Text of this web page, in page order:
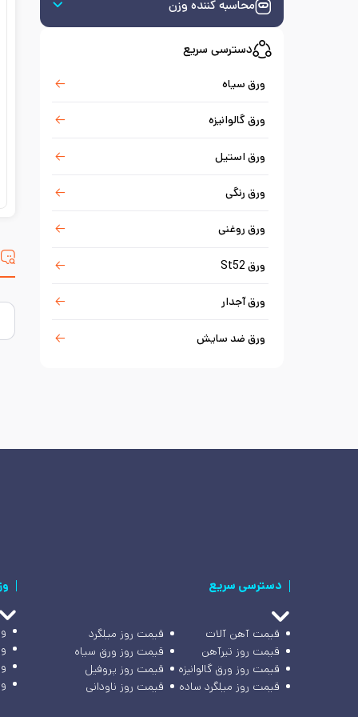
محاسبه کننده وزن
دسترسی سریع
ورق سیاه
ورق گالوانیزه
ورق استیل
ورق رنگی
ورق روغنی
ورق St52
ورق آجدار
ورق ضد سایش
دسترسی سریع
قیمت آهن آلات
قیمت روز میلگرد
قیمت روز تیرآهن
قیمت روز ورق سیاه
قیمت روز ورق گالوانیزه
قیمت روز پروفیل
قیمت روز میلگرد ساده
قیمت روز ناودانی